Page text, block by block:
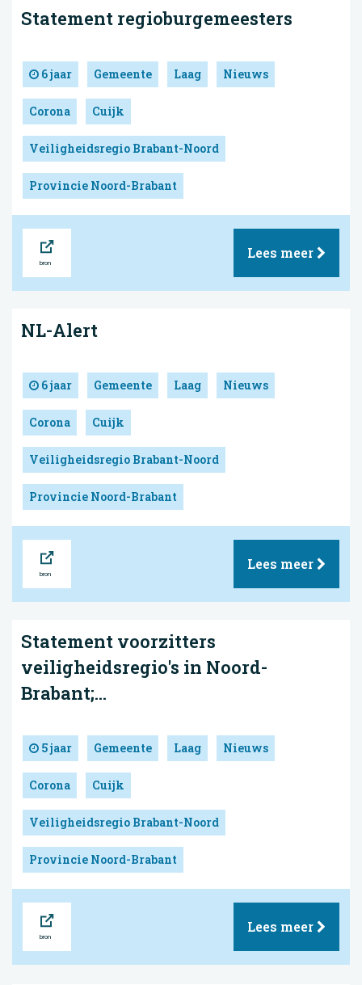
Statement regioburgemeesters
6 jaar Gemeente Laag Nieuws
Corona Cuijk
Veiligheidsregio Brabant-Noord
Provincie Noord-Brabant
Lees meer
NL-Alert
6 jaar Gemeente Laag Nieuws
Corona Cuijk
Veiligheidsregio Brabant-Noord
Provincie Noord-Brabant
Lees meer
Statement voorzitters
veiligheidsregio's in Noord-
Brabant;...
5 jaar Gemeente Laag Nieuws
Corona Cuijk
Veiligheidsregio Brabant-Noord
Provincie Noord-Brabant
Lees meer